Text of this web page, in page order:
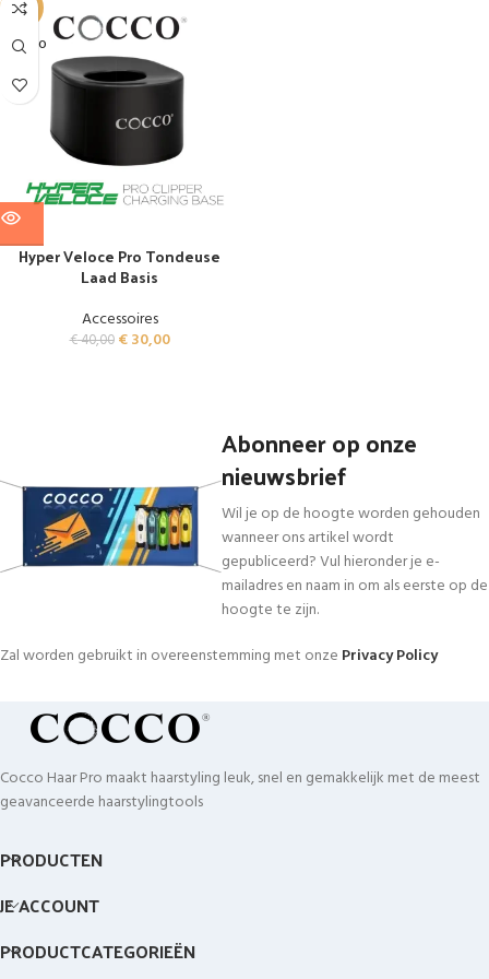
-25%
SOLD O
UT
Hyper Veloce Pro Tondeuse
Laad Basis
Accessoires
€40,00 €30,00
Abonneer op onze
nieuwsbrief
Wil je op de hoogte worden gehouden
wanneer ons artikel wordt
gepubliceerd? Vul hieronder je e-
mailadres en naam in om als eerste op de
hoogte te zijn.
Zal worden gebruikt in overeenstemming met onze Privacy Policy
Cocco Haar Pro maakt haarstyling leuk, snel en gemakkelijk met de meest
geavanceerde haarstylingtools
PRODUCTEN
JE ACCOUNT
PRODUCTCATEGORIEËN